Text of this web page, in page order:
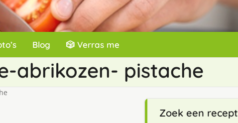
Blog 🎲 Verras me
abri­ko­zen- pis­ta­che
Zoek een recept